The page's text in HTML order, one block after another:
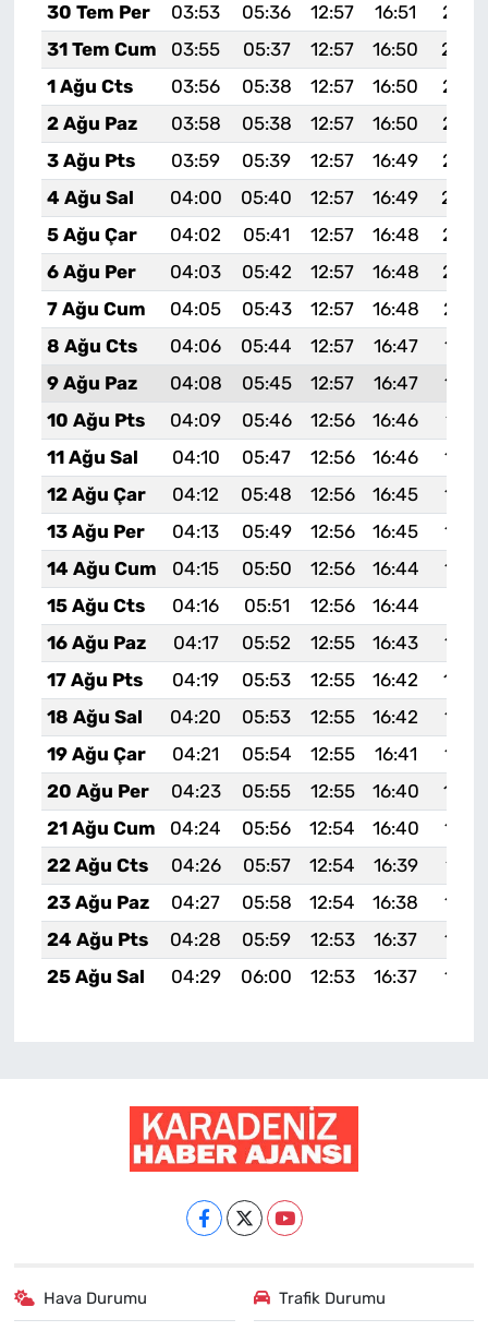
30 Tem Per
03:53 05:36 12:57 16:51
31 Tem Cum
03:55 05:37 12:57 16:50
1 Ağu Cts
03:56 05:38 12:57 16:50
2 Ağu Paz
03:58 05:38 12:57 16:50
3 Ağu Pts
03:59 05:39 12:57 16:49
4 Ağu Sal
04:00 05:40 12:57 16:49
5 Ağu Çar
04:02 05:41 12:57 16:48
6 Ağu Per
04:03 05:42 12:57 16:48
7 Ağu Cum
04:05 05:43 12:57 16:48
8 Ağu Cts
04:06 05:44 12:57 16:47
9 Ağu Paz
04:08 05:45 12:57 16:47
10 Ağu Pts
04:09 05:46 12:56 16:46
19:57
11 Ağu Sal
04:10 05:47 12:56 16:46
12 Ağu Çar
04:12 05:48 12:56 16:45
13 Ağu Per
04:13 05:49 12:56 16:45
14 Ağu Cum
04:15 05:50 12:56 16:44
15 Ağu Cts
04:16 05:51 12:56 16:44
16 Ağu Paz
04:17 05:52 12:55 16:43
17 Ağu Pts
04:19 05:53 12:55 16:42
18 Ağu Sal
04:20 05:53 12:55 16:42
19 Ağu Çar
04:21 05:54 12:55 16:41
20 Ağu Per
04:23 05:55 12:55 16:40
21 Ağu Cum
04:24 05:56 12:54 16:40
22 Ağu Cts
04:26 05:57 12:54 16:39
19:41
23 Ağu Paz
04:27 05:58 12:54 16:38
24 Ağu Pts
04:28 05:59 12:53 16:37
25 Ağu Sal
04:29 06:00 12:53 16:37
Hava Durumu Trafik Durumu